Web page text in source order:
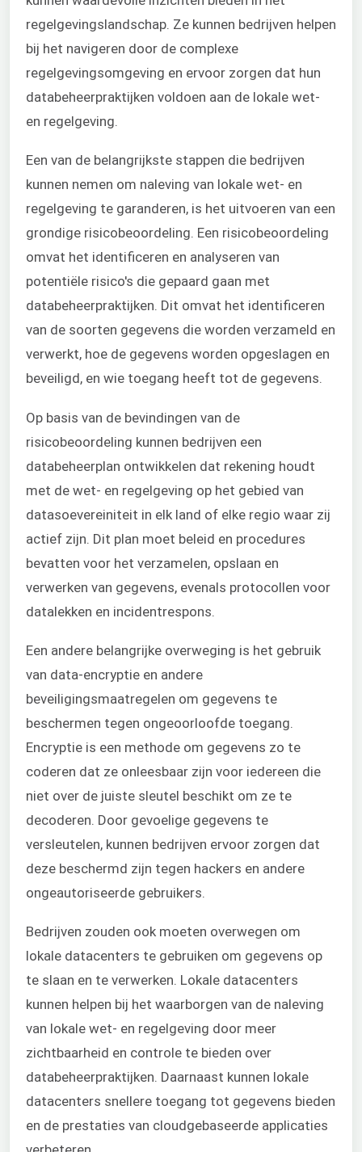
regelgevingslandschap. Ze kunnen bedrijven helpen
bij het navigeren door de complexe
regelgevingsomgeving en ervoor zorgen dat hun
databeheerpraktijken voldoen aan de lokale wet-
en regelgeving.
Een van de belangrijkste stappen die bedrijven
kunnen nemen om naleving van lokale wet- en
regelgeving te garanderen, is het uitvoeren van een
grondige risicobeoordeling. Een risicobeoordeling
omvat het identificeren en analyseren van
potentiële risico's die gepaard gaan met
databeheerpraktijken. Dit omvat het identificeren
van de soorten gegevens die worden verzameld en
verwerkt, hoe de gegevens worden opgeslagen en
beveiligd, en wie toegang heeft tot de gegevens.
Op basis van de bevindingen van de
risicobeoordeling kunnen bedrijven een
databeheerplan ontwikkelen dat rekening houdt
met de wet- en regelgeving op het gebied van
datasoevereiniteit in elk land of elke regio waar zij
actief zijn. Dit plan moet beleid en procedures
bevatten voor het verzamelen, opslaan en
verwerken van gegevens, evenals protocollen voor
datalekken en incidentrespons.
Een andere belangrijke overweging is het gebruik
van data-encryptie en andere
beveiligingsmaatregelen om gegevens te
beschermen tegen ongeoorloofde toegang.
Encryptie is een methode om gegevens zo te
coderen dat ze onleesbaar zijn voor iedereen die
niet over de juiste sleutel beschikt om ze te
decoderen. Door gevoelige gegevens te
versleutelen, kunnen bedrijven ervoor zorgen dat
deze beschermd zijn tegen hackers en andere
ongeautoriseerde gebruikers.
Bedrijven zouden ook moeten overwegen om
lokale datacenters te gebruiken om gegevens op
te slaan en te verwerken. Lokale datacenters
kunnen helpen bij het waarborgen van de naleving
van lokale wet- en regelgeving door meer
zichtbaarheid en controle te bieden over
databeheerpraktijken. Daarnaast kunnen lokale
datacenters snellere toegang tot gegevens bieden
en de prestaties van cloudgebaseerde applicaties